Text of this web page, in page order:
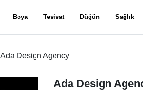
Boya Tesisat Düğün Sağlık
Ada Design Agency
Ada Design